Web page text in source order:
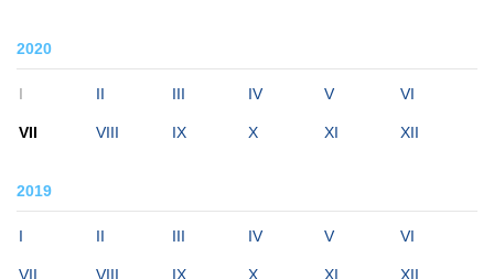
2020
I II III IV V VI
VII VIII IX X XI XII
2019
I II III IV V VI
VII VIII IX X XI XII